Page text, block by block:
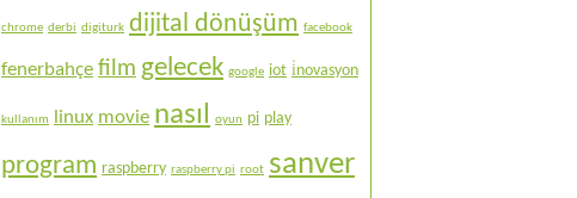
chrome derbi digiturk dijital dönüşüm facebook
fenerbahçe film gelecek google iot i̇novasyon
kullanım linux movie nasıl oyun pi play
program raspberry raspberry pi root sanver